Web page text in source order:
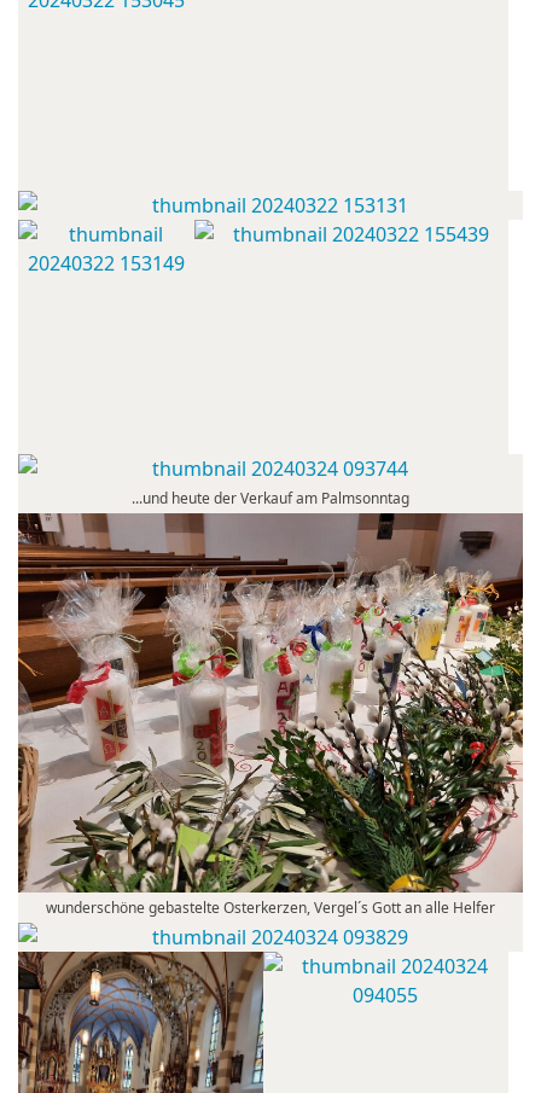
...und heute der Verkauf am Palmsonntag
wunderschöne gebastelte Osterkerzen, Vergel´s Gott an alle Helfer